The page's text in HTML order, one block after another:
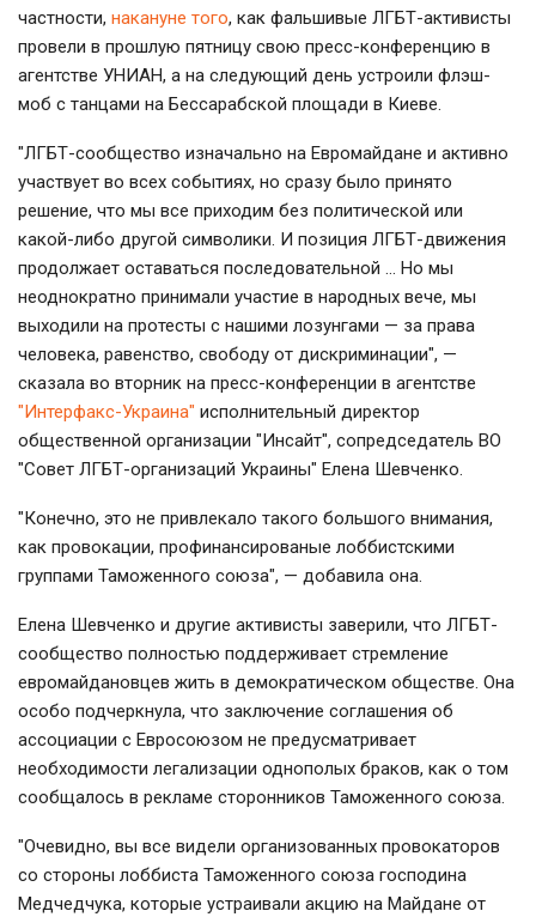
частности, накануне того, как фальшивые ЛГБТ-активисты
провели в прошлую пятницу свою пресс-конференцию в
агентстве УНИАН, а на следующий день устроили флэш-
моб с танцами на Бессарабской площади в Киеве.
"ЛГБТ-сообщество изначально на Евромайдане и активно
участвует во всех событиях, но сразу было принято
решение, что мы все приходим без политической или
какой-либо другой символики. И позиция ЛГБТ-движения
продолжает оставаться последовательной … Но мы
неоднократно принимали участие в народных вече, мы
выходили на протесты с нашими лозунгами — за права
человека, равенство, свободу от дискриминации", —
сказала во вторник на пресс-конференции в агентстве
"Интерфакс-Украина" исполнительный директор
общественной организации "Инсайт", сопредседатель ВО
"Совет ЛГБТ-организаций Украины" Елена Шевченко.
"Конечно, это не привлекало такого большого внимания,
как провокации, профинансированые лоббистскими
группами Таможенного союза", — добавила она.
Елена Шевченко и другие активисты заверили, что ЛГБТ-
сообщество полностью поддерживает стремление
евромайдановцев жить в демократическом обществе. Она
особо подчеркнула, что заключение соглашения об
ассоциации с Евросоюзом не предусматривает
необходимости легализации однополых браков, как о том
сообщалось в рекламе сторонников Таможенного союза.
"Очевидно, вы все видели организованных провокаторов
со стороны лоббиста Таможенного союза господина
Медчедчука, которые устраивали акцию на Майдане от